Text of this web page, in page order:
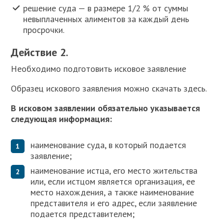
решение суда — в размере 1/2 % от суммы
невыплаченных алиментов за каждый день
просрочки.
Действие 2.
Необходимо подготовить исковое заявление
Образец искового заявления можно скачать здесь.
В исковом заявлении обязательно указывается
следующая информация:
наименование суда, в который подается
заявление;
наименование истца, его место жительства
или, если истцом является организация, ее
место нахождения, а также наименование
представителя и его адрес, если заявление
подается представителем;